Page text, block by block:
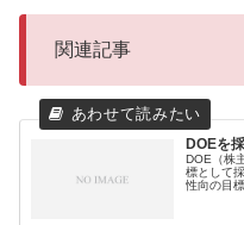
関連記事
DOEを
DOE（株
標として
性向の目